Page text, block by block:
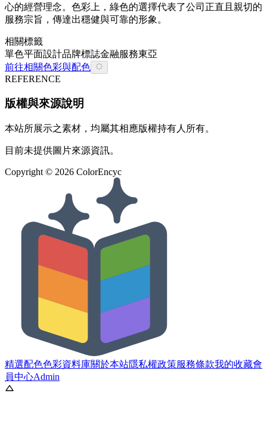
心的經營理念。色彩上，綠色的選擇代表了公司正直且親切的
服務宗旨，傳達出穩健與可靠的形象。
相關標籤
單色平面設計品牌標誌金融服務東亞
前往相關色彩與配色
REFERENCE
版權與來源說明
本站所展示之素材，均屬其相應版權持有人所有。
目前未提供圖片來源資訊。
Copyright © 2026 ColorEncyc
精選配色色彩資料庫關於本站隱私權政策服務條款我的收藏會
員中心Admin